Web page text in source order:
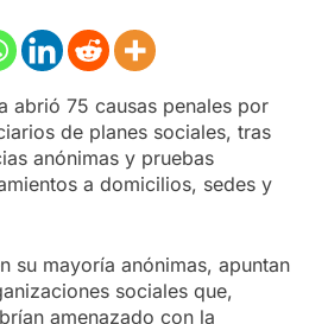
abrió 75 causas penales por
de planes sociales, tras
anónimas y pruebas
a domicilios, sedes y
su mayoría anónimas, apuntan
sociales que,
amenazado con la